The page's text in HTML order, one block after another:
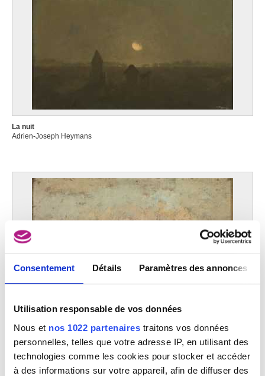
Consentement Détails Paramètres des annonces
Utilisation responsable de vos données
Nous et nos 1022 partenaires traitons vos données
personnelles, telles que votre adresse IP, en utilisant des
technologies comme les cookies pour stocker et accéder
à des informations sur votre appareil, afin de diffuser des
La nuit
Adrien-Joseph Heymans
Adrien-Joseph Heymans